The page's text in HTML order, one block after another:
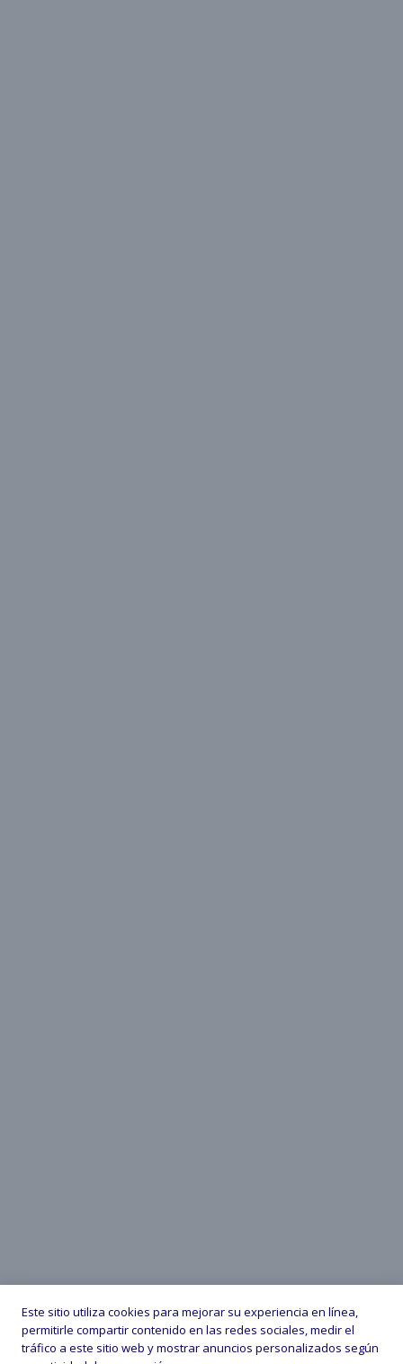
Este sitio utiliza cookies para mejorar su experiencia en línea,
permitirle compartir contenido en las redes sociales, medir el
tráfico a este sitio web y mostrar anuncios personalizados según